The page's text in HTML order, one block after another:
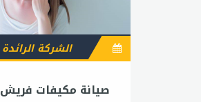
صيانة مكيفات فريش
الشركة الرائدة